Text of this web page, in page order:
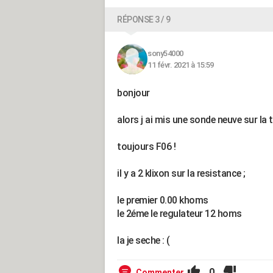
RÉPONSE 3 / 9
sony54000
11 févr. 2021 à 15:59
bonjour
alors j ai mis une sonde neuve sur la
toujours F06 !
il y a 2 klixon sur la resistance ;
le premier 0.00 khoms
le 2éme le regulateur 12 homs
la je seche : (